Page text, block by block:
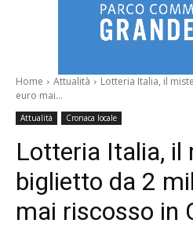
Home Attualità
Lotteria Italia, il
euro mai...
Attualità Cronaca locale
Lotteria Italia, il
biglietto da 2
mai riscosso in